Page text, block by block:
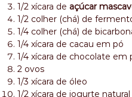
1/2 xícara de açúcar
1/2 colher (chá) de
1/4 colher (chá) de
1/4 xícara de cacau em pó
1/4 xícara de chocolate em
2 ovos
1/3 xícara de óleo
1/2 xícara de iogurte natural